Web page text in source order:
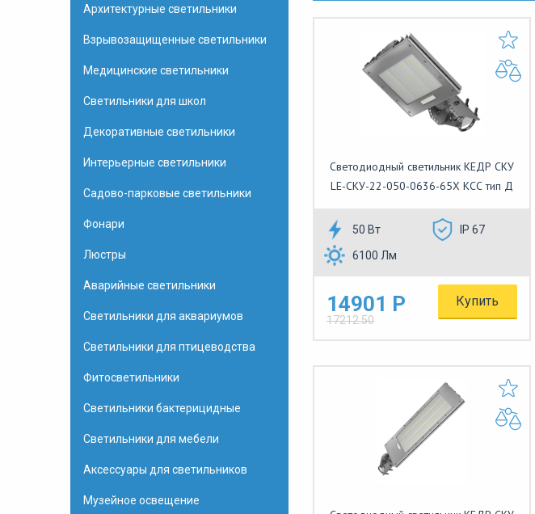
Архитектурные светильники
Взрывозащищенные светильники
Медицинские светильники
Светильники для школ
Декоративные светильники
Интерьерные светильники
Садово-парковые светильники
Фонари
Люстры
Аварийные светильники
Светильники для аквариумов
Светильники для птицеводства
Фитосветильники
Светильники бактерицидные
Светильники для мебели
Аксессуары для светильников
Музейное освещение
Светодиодный светильник КЕДР СКУ
LE-СКУ-22-050-0636-65Х КСС тип Д
50 Вт
IP 67
6100 Лм
14901 Р
17212.50
Купить